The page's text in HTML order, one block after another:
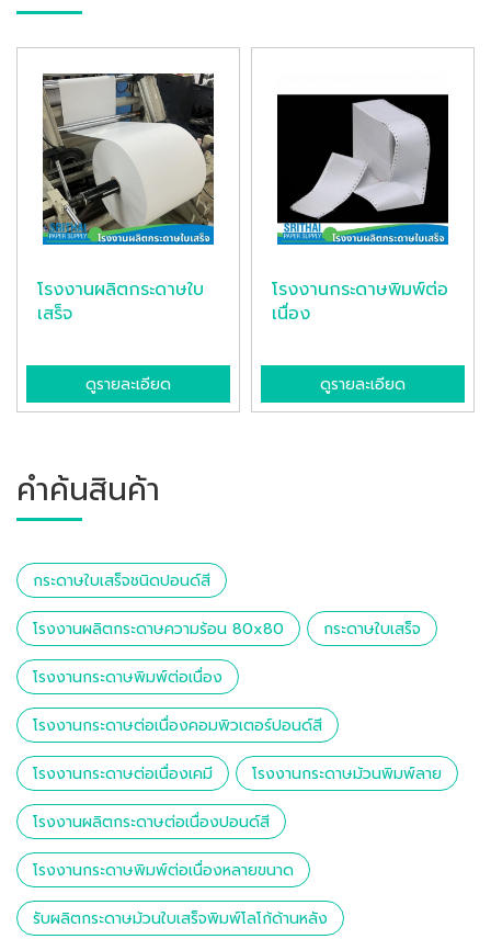
โรงงานผลิตกระดาษใบ
เสร็จ
ดูรายละเอียด
โรงงานกระดาษพิมพ์ต่อ
เนื่อง
ดูรายละเอียด
คำค้นสินค้า
กระดาษใบเสร็จชนิดปอนด์สี
โรงงานผลิตกระดาษความร้อน 80x80 กระดาษใบเสร็จ
โรงงานกระดาษพิมพ์ต่อเนื่อง
โรงงานกระดาษต่อเนื่องคอมพิวเตอร์ปอนด์สี
โรงงานกระดาษต่อเนื่องเคมี โรงงานกระดาษม้วนพิมพ์ลาย
โรงงานผลิตกระดาษต่อเนื่องปอนด์สี
โรงงานกระดาษพิมพ์ต่อเนื่องหลายขนาด
รับผลิตกระดาษม้วนใบเสร็จพิมพ์โลโก้ด้านหลัง